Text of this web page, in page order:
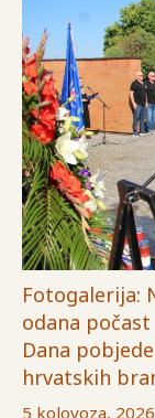
Fotogalerija:
odana
Dana
hrvatskih
5 kolovoza, 2026